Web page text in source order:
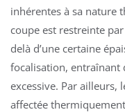
inhérentes à sa nature
coupe est restreinte
delà d’une certaine
focalisation, entraînant
excessive. Par ailleurs,
affectée